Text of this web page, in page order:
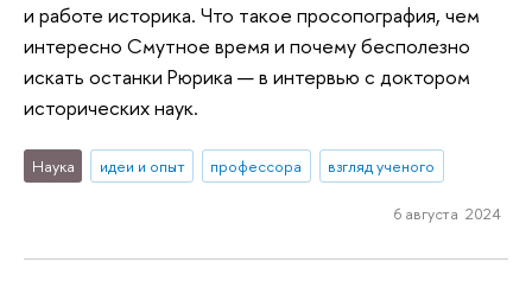
и работе историка. Что такое просопография, чем
интересно Смутное время и почему бесполезно
искать останки Рюрика — в интервью с доктором
исторических наук.
Наука идеи и опыт профессора взгляд ученого
6 августа 2024